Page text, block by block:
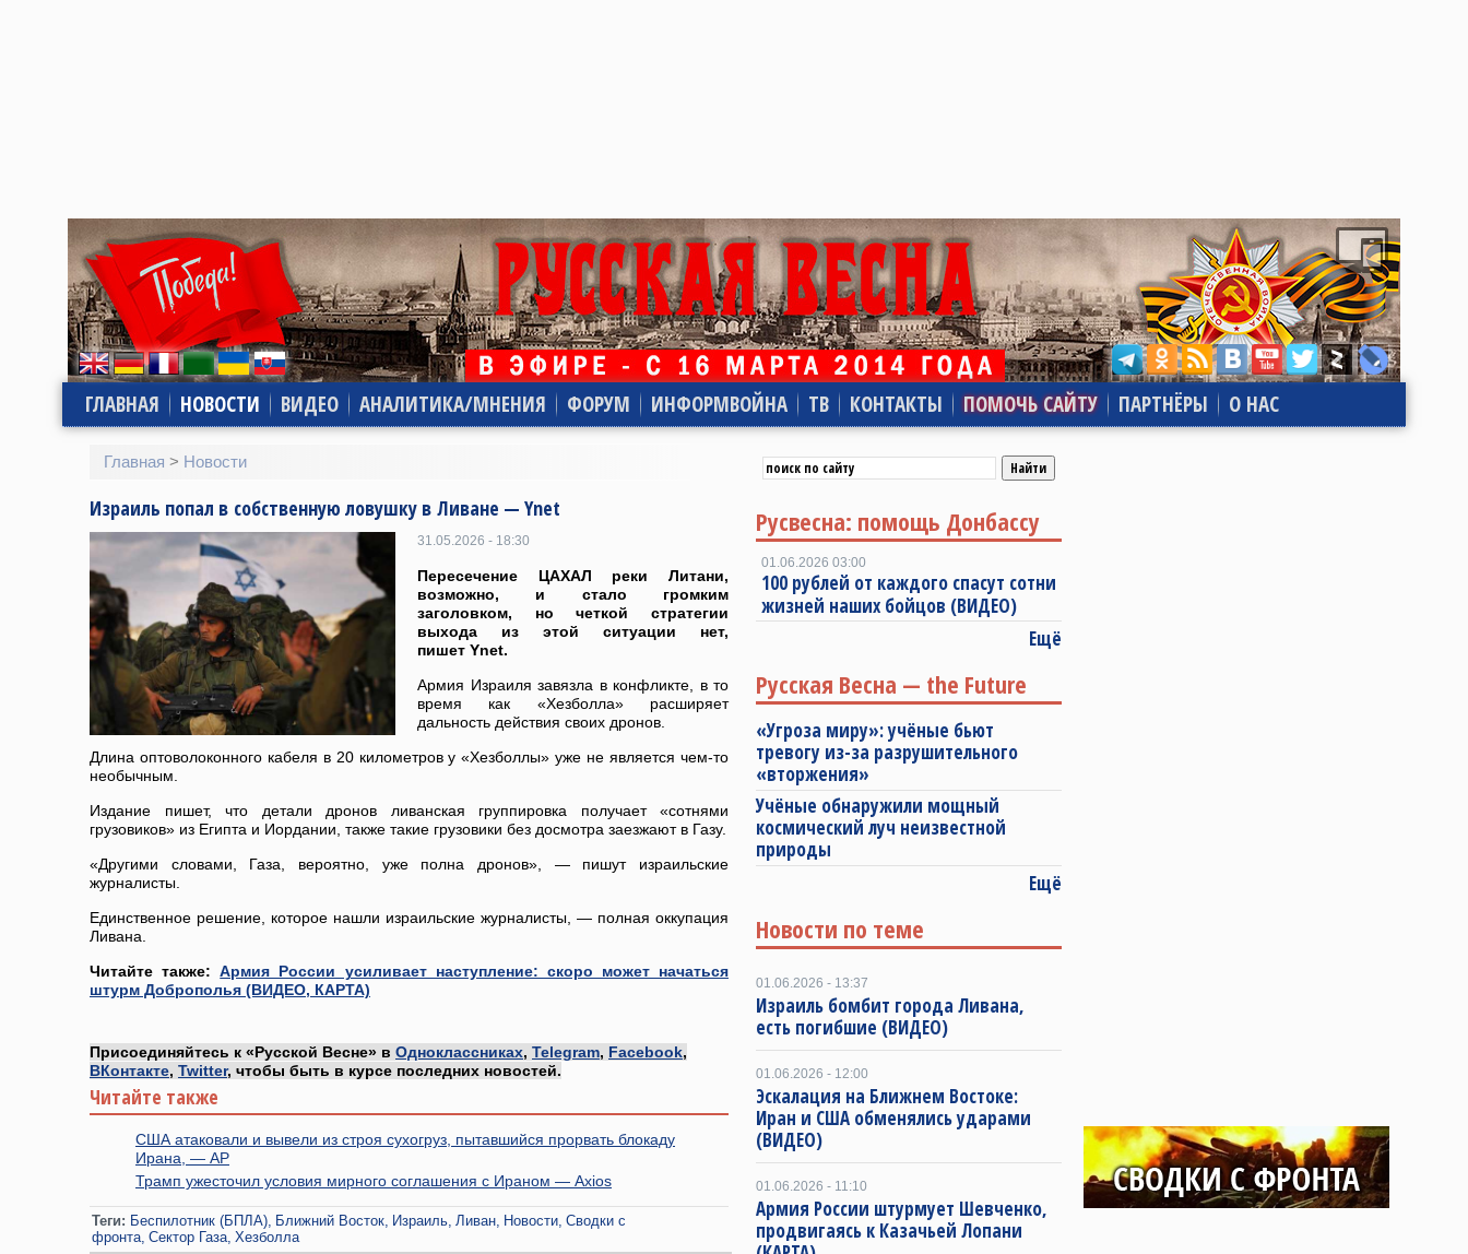
ГЛАВНАЯ НОВОСТИ ВИДЕО АНАЛИТИКА/МНЕНИЯ ФОРУМ ИНФОРМВОЙНА ТВ КОНТАКТЫ ПОМОЧЬ САЙТУ ПАРТНЁРЫ О НАС
Главная > Новости
Израиль попал в собственную ловушку в Ливане — Ynet
31.05.2026 - 18:30
Пересечение ЦАХАЛ реки Литани,
возможно, и стало громким
заголовком, но четкой стратегии
выхода из этой ситуации нет,
пишет Ynet.
Армия Израиля завязла в конфликте, в то
время как «Хезболла» расширяет
дальность действия своих дронов.
Длина оптоволоконного кабеля в 20 километров у «Хезболлы» уже не является чем-то
необычным.
Издание пишет, что детали дронов ливанская группировка получает «сотнями
грузовиков» из Египта и Иордании, также такие грузовики без досмотра заезжают в Газу.
«Другими словами, Газа, вероятно, уже полна дронов», — пишут израильские
журналисты.
Единственное решение, которое нашли израильские журналисты, — полная оккупация
Ливана.
Читайте также:Армия России усиливает наступление: скоро может начаться
штурм Доброполья (ВИДЕО, КАРТА)
Присоединяйтесь к «Русской Весне» в Одноклассниках, Telegram, Facebook,
ВКонтакте, Twitter, чтобы быть в курсе последних новостей.
Читайте также
США атаковали и вывели из строя сухогруз, пытавшийся прорвать блокаду
Ирана, — AP
Трамп ужесточил условия мирного соглашения с Ираном — Axios
Теги: Беспилотник (БПЛА) Ближний Восток Израиль Ливан Новости Сводки с
фронта Сектор Газа Хезболла
Русвесна: помощь Донбассу
01.06.2026 03:00
100 рублей от каждого спасут сотни
жизней наших бойцов (ВИДЕО)
Ещё
Русская Весна — the Future
«Угроза миру»: учёные бьют
тревогу из-за разрушительного
«вторжения»
Учёные обнаружили мощный
космический луч неизвестной
природы
Ещё
Новости по теме
01.06.2026 - 13:37
Израиль бомбит города Ливана,
есть погибшие (ВИДЕО)
01.06.2026 - 12:00
Эскалация на Ближнем Востоке:
Иран и США обменялись ударами
(ВИДЕО)
01.06.2026 - 11:10
Армия России штурмует Шевченко,
продвигаясь к Казачьей Лопани